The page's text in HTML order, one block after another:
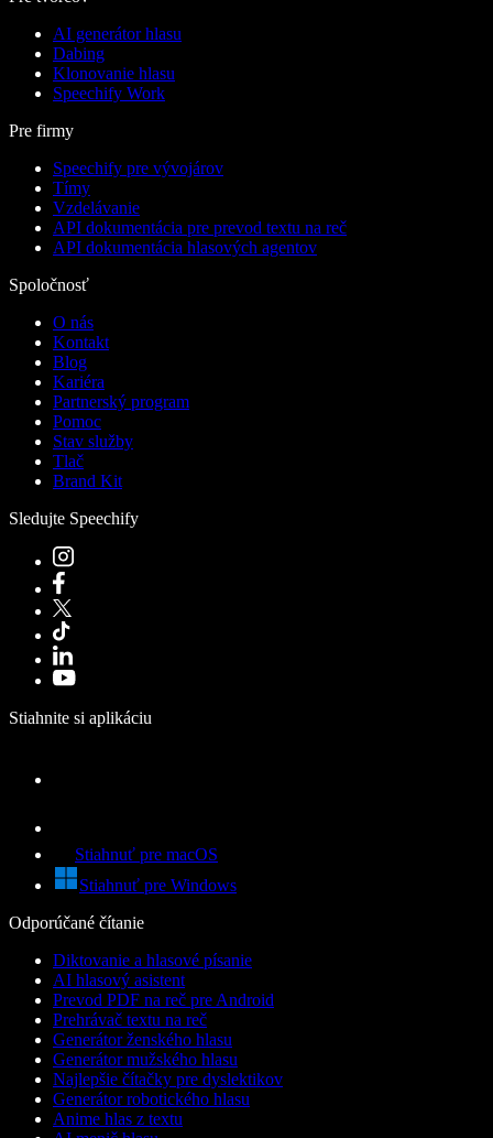
AI generátor hlasu
Dabing
Klonovanie hlasu
Speechify Work
Pre firmy
Speechify pre vývojárov
Tímy
Vzdelávanie
API dokumentácia pre prevod textu na reč
API dokumentácia hlasových agentov
Spoločnosť
O nás
Kontakt
Blog
Kariéra
Partnerský program
Pomoc
Stav služby
Tlač
Brand Kit
Sledujte Speechify
Stiahnite si aplikáciu
Stiahnuť pre macOS
Stiahnuť pre Windows
Odporúčané čítanie
Diktovanie a hlasové písanie
AI hlasový asistent
Prevod PDF na reč pre Android
Prehrávač textu na reč
Generátor ženského hlasu
Generátor mužského hlasu
Najlepšie čítačky pre dyslektikov
Generátor robotického hlasu
Anime hlas z textu